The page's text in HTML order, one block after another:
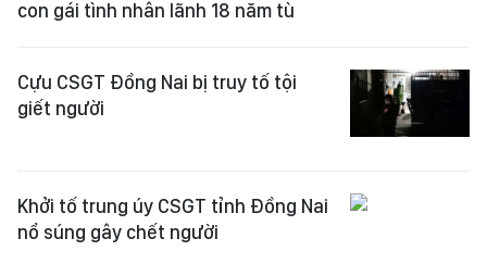
con gái tình nhân lãnh 18 năm tù
Cựu CSGT Đồng Nai bị truy tố tội
giết người
Khởi tố trung úy CSGT tỉnh Đồng Nai
nổ súng gây chết người